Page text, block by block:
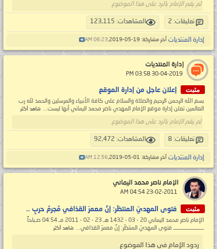
لم يقم الإمام بالرد على هذا الموضوع
تعليقات: 2 المشاهدات: 123,115
إدارة المنتديات آخر مشاركة: 19-05-2019, 06:23 AM
إدارة المنتديات
مثبت إعلان عاجل من إدارة الموقع
بسم الله الرحمن الرحيم والصلاة والسلام على كافة الأنبياء والمرسلين والحمد لله رب
العالمين تعلن إدارة موقع الإمام المهدي ناصر محمد اليماني أنها ليست... شاهد أكثر
لم يقم الإمام بالرد على هذا الموضوع
تعليقات: 8 المشاهدات: 92,472
إدارة المنتديات آخر مشاركة: 01-05-2019, 12:56 AM
الإمام ناصر محمد اليماني
مثبت فتوى المهديّ المنتظَر: إنَّ معمرَ القذافي مُجرمُ حربٍ ..
الإمام ناصر محمد اليماني 20 - 03 - 1432 هـ 23 - 02 - 2011 مـ 04:54 صـباحاً
ـــــــــــــــــــــ فتوى المهديّ المنتظَر: إنَّ معمرَ القذافي... شاهد أكثر
ردود الإمام في هذا الموضوع